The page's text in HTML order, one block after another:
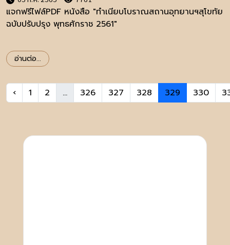
แจกฟรีไฟล์PDF หนังสือ "ทำเนียบโบราณสถานอุทยานฯสุโขทัย
ฉบับปรับปรุง พุทธศักราช 2561"
อ่านต่อ...
‹ 1 2 ... 326 327 328 329 330